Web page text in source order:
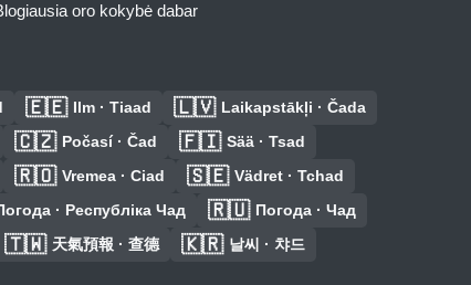
oro kokybė dabar
🇪🇪 Ilm · Tiaad 🇱🇻 Laikapstākļi · Čada
🇨🇿 Počasí · Čad 🇫🇮 Sää · Tsad
🇷🇴 Vremea · Ciad 🇸🇪 Vädret · Tchad
· Республіка Чад 🇷🇺 Погода · Чад
🇹🇼 天氣預報 · 查德 🇰🇷 날씨 · 챠드